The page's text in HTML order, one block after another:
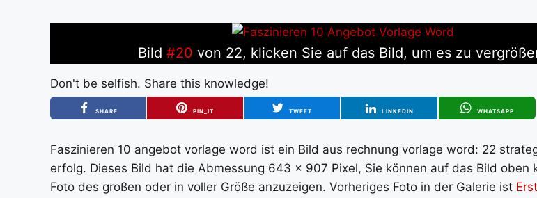
Bild #20 von 22, klicken Sie auf das Bild, um es zu
Don't be selfish. Share this knowledge!
SHARE PIN_IT TWEET LINKEDIN WHATSAPP
Faszinieren 10 angebot vorlage word ist ein Bild aus rechnung vorlage word: 22
erfolg. Dieses Bild hat die Abmessung 643 x 907 Pixel, Sie können auf das Bild oben
Foto des großen oder in voller Größe anzuzeigen. Vorheriges Foto in der Galerie ist